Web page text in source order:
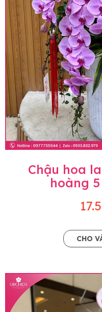
Chậu hoa
hoàng
CHO